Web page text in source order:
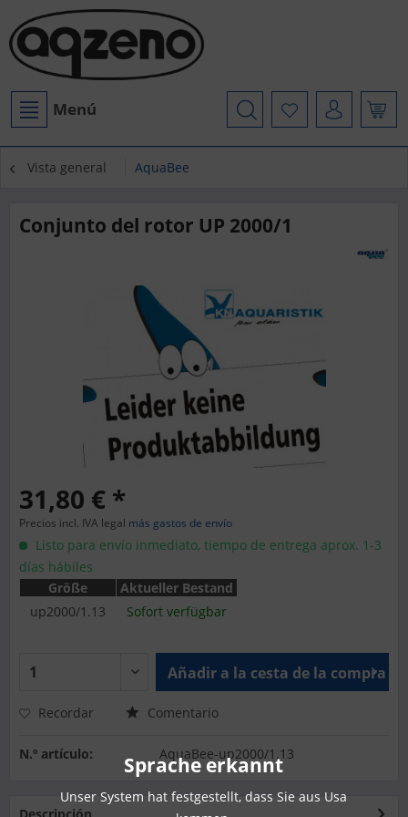
Menú
Vista general AquaBee
Conjunto del rotor UP 2000/1
31,80 € *
Precios incl. IVA legal más gastos de envío
Listo para envío inmediato, tiempo de entrega aprox. 1-3
días hábiles
Größe
Aktueller Bestand
up2000/1.13
Sofort verfügbar
Añadir a la cesta de la compra
Recordar Comentario
N.º artículo: AquaBee-up2000/1.13
Sprache erkannt
Unser System hat festgestellt, dass Sie aus Usa